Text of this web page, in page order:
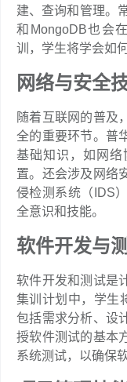
建、查询和管理。
和MongoDB也会
训，学生将学会如
网络与安全
随着互联网的普及
全的重要环节。普
基础知识，如网
置。还会涉及网络
侵检测系统（IDS
全意识和技能。
软件开发与
软件开发和测试是
集训计划中，学生
包括需求分析、设
授软件测试的基本
系统测试，以确保